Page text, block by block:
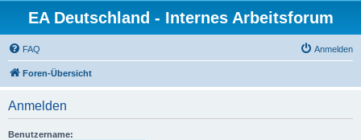
EA Deutschland - Internes Arbeitsforum
FAQ Anmelden
Foren-Übersicht
Anmelden
Benutzername: